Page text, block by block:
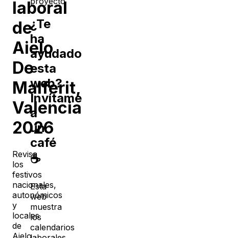
laboral
de
Aielo
De
Malferit,
Valencia
2026
Revisa
los
festivos
nacionales,
autonómicos
y
locales
de
Aielo
¿Te
ha
ayudado
esta
web?
Invítame
a
un
café
☕
Esta
web
muestra
los
calendarios